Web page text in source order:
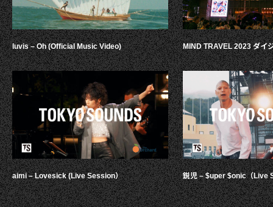
luvis – Oh (Official Music Video)
aimi – Lovesick (Live Session）
MIND TRAVEL 2023 ダイ
鋭児 – $uper $onic（Live